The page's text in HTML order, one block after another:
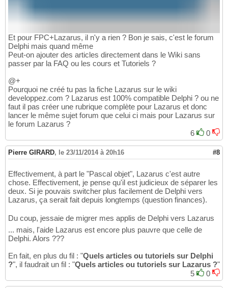
Et pour FPC+Lazarus, il n'y a rien ? Bon je sais, c'est le forum
Delphi mais quand même
Peut-on ajouter des articles directement dans le Wiki sans
passer par la FAQ ou les cours et Tutoriels ?
@+
Pourquoi ne créé tu pas la fiche Lazarus sur le wiki
developpez.com ? Lazarus est 100% compatible Delphi ? ou ne
faut il pas créer une rubrique complète pour Lazarus et donc
lancer le même sujet forum que celui ci mais pour Lazarus sur
le forum Lazarus ?
6
0
Pierre GIRARD, le 23/11/2014 à 20h16 #8
Effectivement, à part le "Pascal objet", Lazarus c'est autre
chose. Effectivement, je pense qu'il est judicieux de séparer les
deux. Si je pouvais switcher plus facilement de Delphi vers
Lazarus, ça serait fait depuis longtemps (question finances).
Du coup, jessaie de migrer mes applis de Delphi vers Lazarus
... mais, l'aide Lazarus est encore plus pauvre que celle de
Delphi. Alors ???
En fait, en plus du fil : "Quels articles ou tutoriels sur Delphi
?", il faudrait un fil : "Quels articles ou tutoriels sur Lazarus ?"
5
0